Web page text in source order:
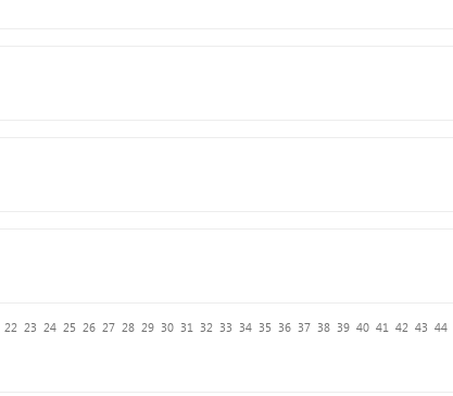
22 23 24 25 26 27 28 29 30 31 32 33 34 35 36 37 38 39 40 41 42 43 44